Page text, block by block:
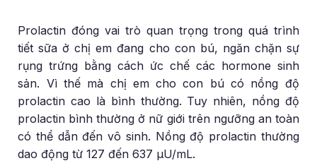
Prolactin đóng vai trò quan trọng trong quá trình
tiết sữa ở chị em đang cho con bú, ngăn chặn sự
rụng trứng bằng cách ức chế các hormone sinh
sản. Vì thế mà chị em cho con bú có nồng độ
prolactin cao là bình thường. Tuy nhiên, nồng độ
prolactin bình thường ở nữ giới trên ngưỡng an toàn
có thể dẫn đến vô sinh. Nồng độ prolactin thường
dao động từ 127 đến 637 μU/mL.